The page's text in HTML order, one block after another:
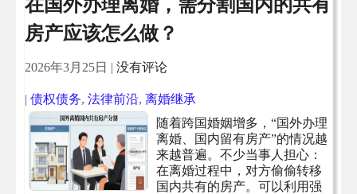
在国外办理离婚，需分割国内的共有
房产应该怎么做？
2026年3月25日 | 没有评论
| 债权债务, 法律前沿, 离婚继承
随着跨国婚姻增多，“国外办理
离婚、国内留有房产”的情况越
来越普遍。不少当事人担心：
在离婚过程中，对方偷偷转移
国内共有的房产。可以利用强